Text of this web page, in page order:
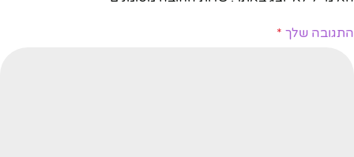
התגובה שלך *